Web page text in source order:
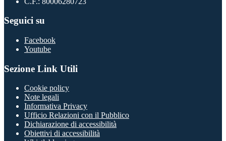
Seguici su
Facebook
Youtube
Sezione Link Utili
Cookie policy
Note legali
Informativa Privacy
Ufficio Relazioni con il Pubblico
Dichiarazione di accessibilità
Obiettivi di accessibilità